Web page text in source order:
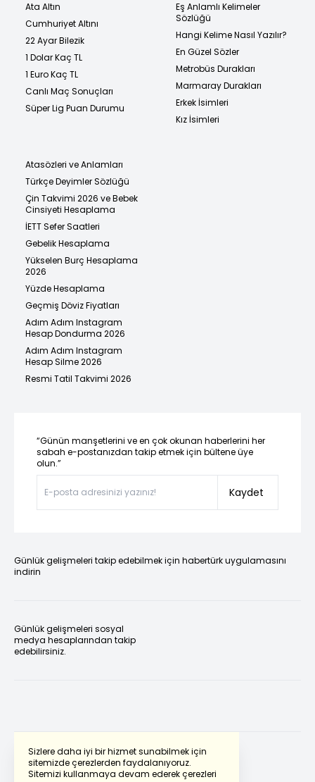
Sizlere daha iyi bir hizmet sunabilmek için
sitemizde çerezlerden faydalanıyoruz.
Sitemizi kullanmaya devam ederek çerezleri
Ata Altın
Cumhuriyet Altını
22 Ayar Bilezik
1 Dolar Kaç TL
1 Euro Kaç TL
Canlı Maç Sonuçları
Süper Lig Puan Durumu
Eş Anlamlı Kelimeler
Sözlüğü
Hangi Kelime Nasıl Yazılır?
En Güzel Sözler
Metrobüs Durakları
Marmaray Durakları
Erkek İsimleri
Kız İsimleri
Atasözleri ve Anlamları
Türkçe Deyimler Sözlüğü
Çin Takvimi 2026 ve Bebek
Cinsiyeti Hesaplama
İETT Sefer Saatleri
Gebelik Hesaplama
Yükselen Burç Hesaplama
2026
Yüzde Hesaplama
Geçmiş Döviz Fiyatları
Adım Adım Instagram
Hesap Dondurma 2026
Adım Adım Instagram
Hesap Silme 2026
Resmi Tatil Takvimi 2026
“Günün manşetlerini ve en çok okunan haberlerini her
sabah e-postanızdan takip etmek için bültene üye
olun.”
Kaydet
Günlük gelişmeleri takip edebilmek için habertürk uygulamasını
indirin
Günlük gelişmeleri sosyal
medya hesaplarından takip
edebilirsiniz.